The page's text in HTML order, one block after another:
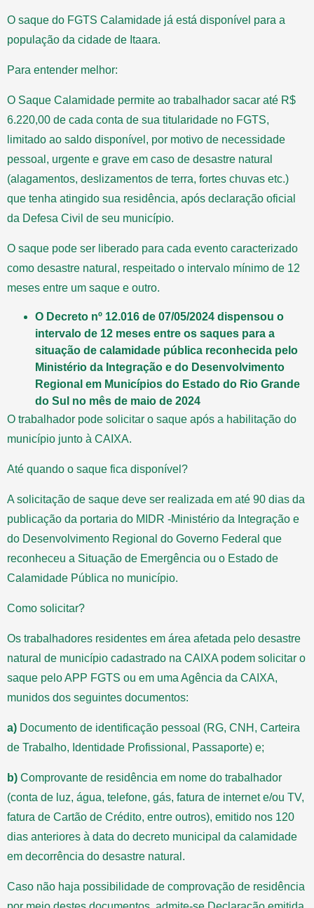
O saque do FGTS Calamidade já está disponível para a
população da cidade de Itaara.
Para entender melhor:
O Saque Calamidade permite ao trabalhador sacar até R$
6.220,00 de cada conta de sua titularidade no FGTS,
limitado ao saldo disponível, por motivo de necessidade
pessoal, urgente e grave em caso de desastre natural
(alagamentos, deslizamentos de terra, fortes chuvas etc.)
que tenha atingido sua residência, após declaração oficial
da Defesa Civil de seu município.
O saque pode ser liberado para cada evento caracterizado
como desastre natural, respeitado o intervalo mínimo de 12
meses entre um saque e outro.
O Decreto nº 12.016 de 07/05/2024 dispensou o
intervalo de 12 meses entre os saques para a
situação de calamidade pública reconhecida pelo
Ministério da Integração e do Desenvolvimento
Regional em Municípios do Estado do Rio Grande
do Sul no mês de maio de 2024
O trabalhador pode solicitar o saque após a habilitação do
município junto à CAIXA.
Até quando o saque fica disponível?
A solicitação de saque deve ser realizada em até 90 dias da
publicação da portaria do MIDR -Ministério da Integração e
do Desenvolvimento Regional do Governo Federal que
reconheceu a Situação de Emergência ou o Estado de
Calamidade Pública no município.
Como solicitar?
Os trabalhadores residentes em área afetada pelo desastre
natural de município cadastrado na CAIXA podem solicitar o
saque pelo APP FGTS ou em uma Agência da CAIXA,
munidos dos seguintes documentos:
a) Documento de identificação pessoal (RG, CNH, Carteira
de Trabalho, Identidade Profissional, Passaporte) e;
b) Comprovante de residência em nome do trabalhador
(conta de luz, água, telefone, gás, fatura de internet e/ou TV,
fatura de Cartão de Crédito, entre outros), emitido nos 120
dias anteriores à data do decreto municipal da calamidade
em decorrência do desastre natural.
Caso não haja possibilidade de comprovação de residência